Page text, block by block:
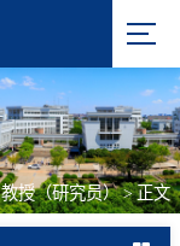
教授（研究员）>正文